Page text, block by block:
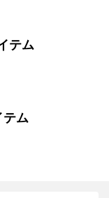
テム
ム